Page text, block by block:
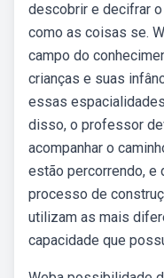
descobrir e decifrar
como as coisas se.
campo do
crianças e suas
essas
disso, o professor
acompanhar o
estão percorrendo, e
processo de
utilizam as mais
capacidade que